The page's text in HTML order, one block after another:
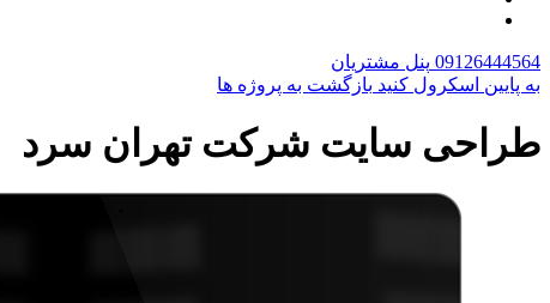
09126444564 پنل مشتریان
به پایین اسکرول کنید بازگشت به پروژه ها
طراحی سایت شرکت تهران سرد